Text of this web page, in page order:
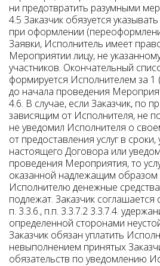
ни предотвратить разумными
4.5 Заказчик обязуется
при оформлении
Заявки, Исполнитель имеет
Мероприятии лицу, не
участников. Окончательный
формируется Исполнителем за 1
до начала проведения
4.6. В случае, если Заказчик, по
зависящим от Исполнителя, не
не уведомил Исполнителя о
от предоставления услуг в сроки,
настоящего Договора или
проведения Мероприятия, то
оказанной надлежащим
Исполнителю денежные
подлежат. Заказчик соглашается
п. 3.3.6., п.п. 3.3.7.2 3.3.7.4.
определенной сторонами
Заказчик обязан уплатить
невыполнением принятых
обязательств по уведомлению